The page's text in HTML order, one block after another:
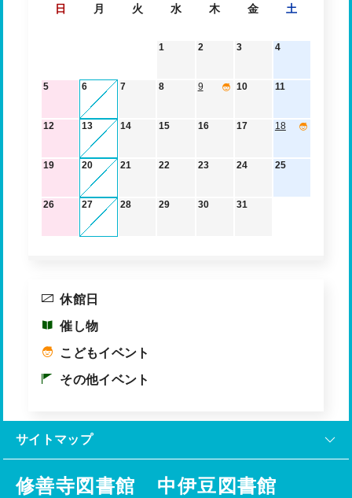
日 月 火 水 木 金 土
1 2 3 4
5 6 7 8 9 10 11
12 13 14 15 16 17 18
19 20 21 22 23 24 25
26 27 28 29 30 31
休館日
催し物
こどもイベント
その他イベント
サイトマップ
修善寺図書館 中伊豆図書館